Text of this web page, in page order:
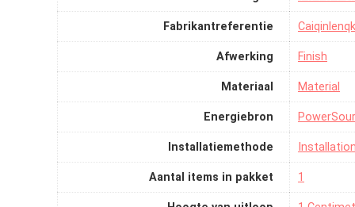
Fabrikantreferentie
Afwerking ‎Finish
Materiaal ‎Material
Energiebron
Installatiemethode
Aantal items in pakket ‎1